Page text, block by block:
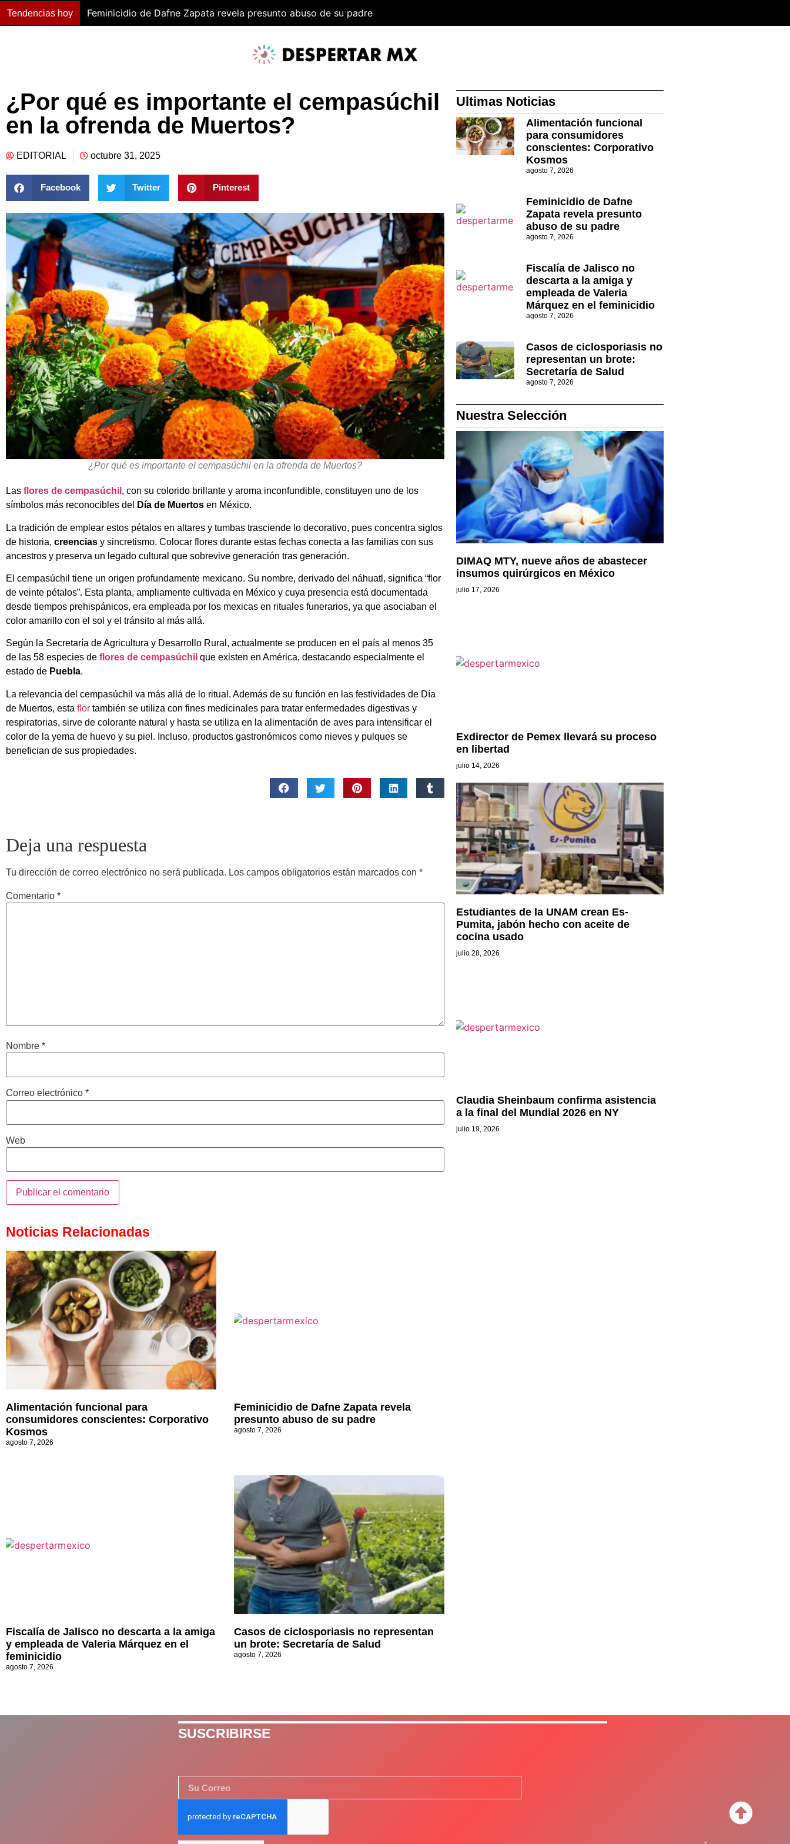
Tendencias hoy Feminicidio de Dafne Zapata revela presunto abuso de su padre
¿Por qué es importante el cempasúchil
en la ofrenda de Muertos?
EDITORIAL octubre 31, 2025
Facebook Twitter Pinterest
¿Por qué es importante el cempasúchil en la ofrenda de Muertos?
Las flores de cempasúchil , con su colorido brillante y aroma inconfundible, constituyen uno de los
símbolos más reconocibles del
Día de Muertos en México.
La tradición de emplear estos pétalos en altares y tumbas trasciende lo decorativo, pues concentra siglos
de historia, creencias y sincretismo. Colocar flores durante estas fechas conecta a las familias con sus
ancestros y preserva un legado cultural que sobrevive generación tras generación.
El cempasúchil tiene un origen profundamente mexicano. Su nombre, derivado del náhuatl, significa “flor
de veinte pétalos”. Esta planta, ampliamente cultivada en México y cuya presencia está documentada
desde tiempos prehispánicos, era empleada por los mexicas en rituales funerarios, ya que asociaban el
color amarillo con el sol y el tránsito al más allá.
Según la Secretaría de Agricultura y Desarrollo Rural, actualmente se producen en el país al menos 35
de las 58 especies de flores de cempasúchil que existen en América, destacando especialmente el
estado de Puebla.
La relevancia del cempasúchil va más allá de lo ritual. Además de su función en las festividades de Día
de Muertos, esta flor también se utiliza con fines medicinales para tratar enfermedades digestivas y
respiratorias, sirve de colorante natural y hasta se utiliza en la alimentación de aves para intensificar el
color de la yema de huevo y su piel. Incluso, productos gastronómicos como nieves y pulques se
benefician de sus propiedades.
Deja una respuesta
Tu dirección de correo electrónico no será publicada. Los campos obligatorios están marcados con *
Comentario *
Nombre *
Correo electrónico *
Web
Noticias Relacionadas
Alimentación funcional para
consumidores conscientes: Corporativo
Kosmos
agosto 7, 2026
Feminicidio de Dafne Zapata revela
presunto abuso de su padre
agosto 7, 2026
Fiscalía de Jalisco no descarta a la amiga
y empleada de Valeria Márquez en el
feminicidio
agosto 7, 2026
Casos de ciclosporiasis no representan
un brote: Secretaría de Salud
agosto 7, 2026
Ultimas Noticias
Alimentación funcional
para consumidores
conscientes: Corporativo
Kosmos
agosto 7, 2026
Feminicidio de Dafne
Zapata revela presunto
abuso de su padre
agosto 7, 2026
Fiscalía de Jalisco no
descarta a la amiga y
empleada de Valeria
Márquez en el feminicidio
agosto 7, 2026
Casos de ciclosporiasis no
representan un brote:
Secretaría de Salud
agosto 7, 2026
Nuestra Selección
DIMAQ MTY, nueve años de abastecer
insumos quirúrgicos en México
julio 17, 2026
Exdirector de Pemex llevará su proceso
en libertad
julio 14, 2026
Estudiantes de la UNAM crean Es-
Pumita, jabón hecho con aceite de
cocina usado
julio 28, 2026
Claudia Sheinbaum confirma asistencia
a la final del Mundial 2026 en NY
julio 19, 2026
SUSCRIBIRSE